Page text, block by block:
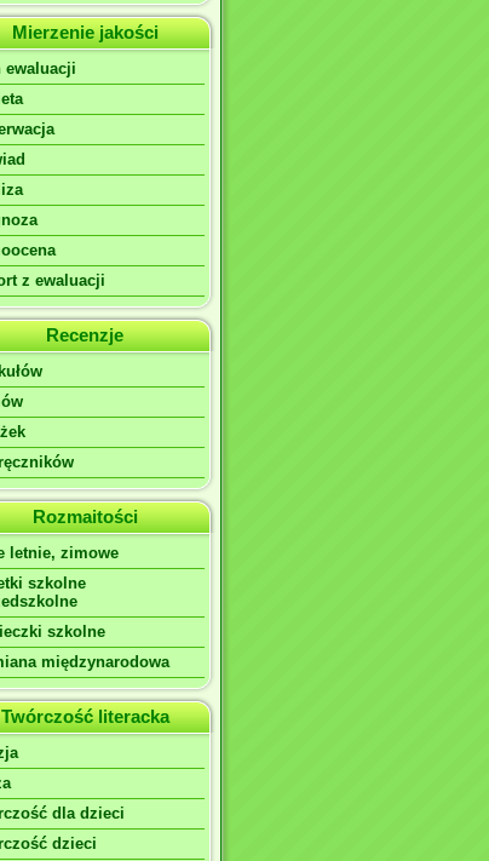
Mierzenie jakości
ewaluacji
z ewaluacji
Recenzje
Rozmaitości
letnie, zimowe
szkolne
szkolne
międzynarodowa
Twórczość literacka
dla dzieci
dzieci